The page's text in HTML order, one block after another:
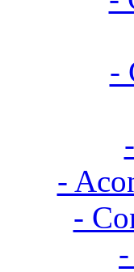
-
-
-